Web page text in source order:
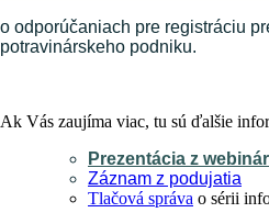
o odporúčaniach pre registráciu
potravinárskeho podniku.
Ak Vás zaujíma viac, tu sú ďalšie
Prezentácia z
Záznam z podujatia
Tlačová správa o sérii